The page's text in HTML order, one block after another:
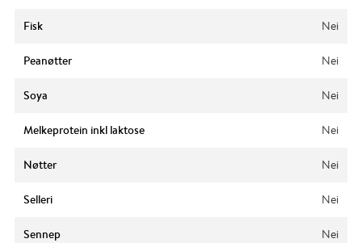
Fisk Nei
Peanøtter Nei
Soya Nei
Melkeprotein inkl laktose Nei
Nøtter Nei
Selleri Nei
Sennep Nei